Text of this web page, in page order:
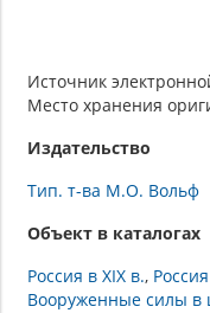
Источник
Место хранения
Издательство
Тип. т-ва М.О. Вольф
Объект в каталогах
Россия в XIX в.
Вооруженные силы в